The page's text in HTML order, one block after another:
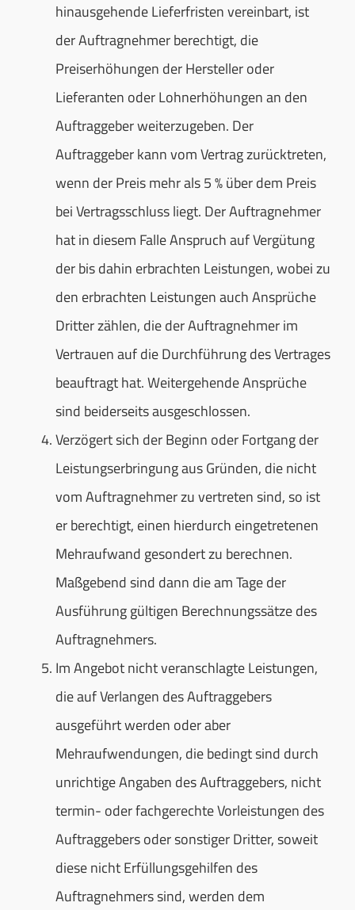
hinausgehende Lieferfristen vereinbart, ist
der Auftragnehmer berechtigt, die
Preiserhöhungen der Hersteller oder
Lieferanten oder Lohnerhöhungen an den
Auftraggeber weiterzugeben. Der
Auftraggeber kann vom Vertrag zurücktreten,
wenn der Preis mehr als 5 % über dem Preis
bei Vertragsschluss liegt. Der Auftragnehmer
hat in diesem Falle Anspruch auf Vergütung
der bis dahin erbrachten Leistungen, wobei zu
den erbrachten Leistungen auch Ansprüche
Dritter zählen, die der Auftragnehmer im
Vertrauen auf die Durchführung des Vertrages
beauftragt hat. Weitergehende Ansprüche
sind beiderseits ausgeschlossen.
Verzögert sich der Beginn oder Fortgang der
Leistungserbringung aus Gründen, die nicht
vom Auftragnehmer zu vertreten sind, so ist
er berechtigt, einen hierdurch eingetretenen
Mehraufwand gesondert zu berechnen.
Maßgebend sind dann die am Tage der
Ausführung gültigen Berechnungssätze des
Auftragnehmers.
Im Angebot nicht veranschlagte Leistungen,
die auf Verlangen des Auftraggebers
ausgeführt werden oder aber
Mehraufwendungen, die bedingt sind durch
unrichtige Angaben des Auftraggebers, nicht
termin- oder fachgerechte Vorleistungen des
Auftraggebers oder sonstiger Dritter, soweit
diese nicht Erfüllungsgehilfen des
Auftragnehmers sind, werden dem